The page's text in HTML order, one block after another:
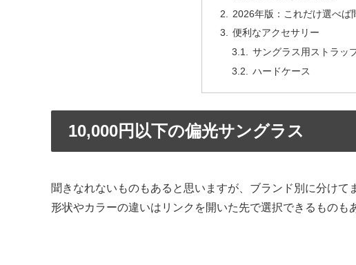
2026年版：これだけ選べば
便利なアクセサリー
サングラス用ストラッ
ハードケース
10,000円以下の偏光サングラス
聞きなれないものもあると思いますが、ブランド別に分けて
形状やカラーの違いはリンクを開いた先で選択できるものも